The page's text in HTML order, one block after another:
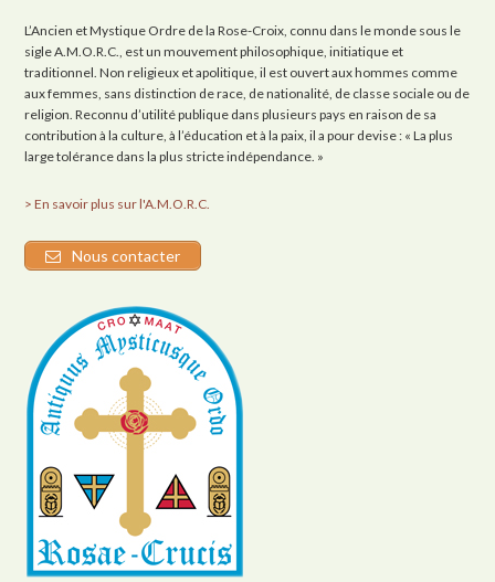
L’Ancien et Mystique Ordre de la Rose-Croix, connu dans le monde sous le
sigle A.M.O.R.C., est un mouvement philosophique, initiatique et
traditionnel. Non religieux et apolitique, il est ouvert aux hommes comme
aux femmes, sans distinction de race, de nationalité, de classe sociale ou de
religion. Reconnu d’utilité publique dans plusieurs pays en raison de sa
contribution à la culture, à l’éducation et à la paix, il a pour devise : « La plus
large tolérance dans la plus stricte indépendance. »
> En savoir plus sur l'A.M.O.R.C.
Nous contacter